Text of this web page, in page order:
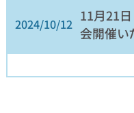
2024/10/12 11月21日
会開催い